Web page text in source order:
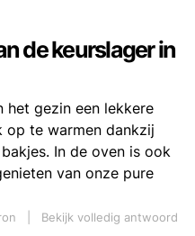
de keurslager in
het gezin een lekkere
op te warmen dankzij
In de oven is ook
van onze pure
Bekijk volledig antwoord